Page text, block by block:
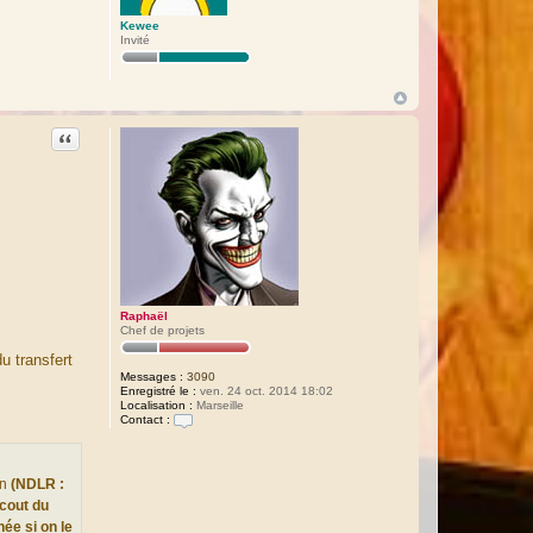
Kewee
Invité
Raphaël
Chef de projets
Messages : 3090
Enregistré le : ven. 24 oct. 2014 18:02
Localisation : Marseille
Contact :
Citation
transfert
(NDLR :
du
si on le